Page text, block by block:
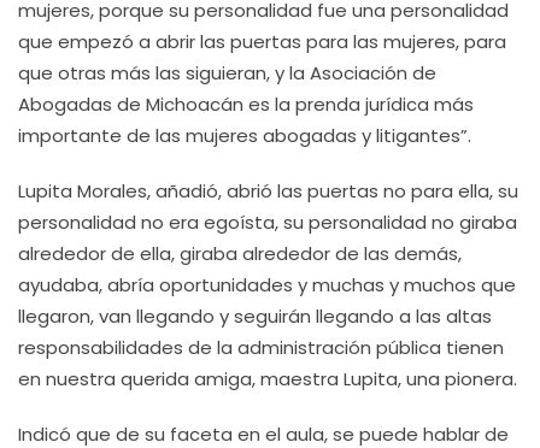
mujeres, porque su personalidad fue una personalidad
que empezó a abrir las puertas para las mujeres, para
que otras más las siguieran, y la Asociación de
Abogadas de Michoacán es la prenda jurídica más
importante de las mujeres abogadas y litigantes”.
Lupita Morales, añadió, abrió las puertas no para ella, su
personalidad no era egoísta, su personalidad no giraba
alrededor de ella, giraba alrededor de las demás,
ayudaba, abría oportunidades y muchas y muchos que
llegaron, van llegando y seguirán llegando a las altas
responsabilidades de la administración pública tienen
en nuestra querida amiga, maestra Lupita, una pionera.
Indicó que de su faceta en el aula, se puede hablar de